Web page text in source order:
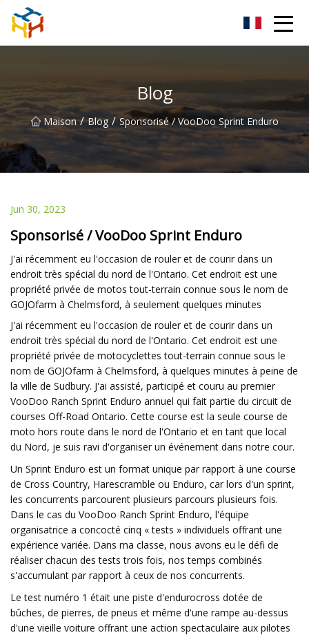
Blog
Maison / Blog / Sponsorisé / VooDoo Sprint Enduro
Jun 30, 2023
Sponsorisé / VooDoo Sprint Enduro
J'ai récemment eu l'occasion de rouler et de courir dans un
endroit très spécial du nord de l'Ontario. Cet endroit est une
propriété privée de motos tout-terrain connue sous le nom de
GOJOfarm à Chelmsford, à seulement quelques minutes
J'ai récemment eu l'occasion de rouler et de courir dans un
endroit très spécial du nord de l'Ontario. Cet endroit est une
propriété privée de motocyclettes tout-terrain connue sous le
nom de GOJOfarm à Chelmsford, à quelques minutes à peine de
la ville de Sudbury. J'ai assisté, participé et couru au premier
VooDoo Ranch Sprint Enduro annuel qui fait partie du circuit de
courses Off-Road Ontario. Cette course est la seule course de
moto hors route dans le nord de l'Ontario et en tant que local
du Nord, je suis ravi d'organiser un événement dans notre cour.
Un Sprint Enduro est un format unique par rapport à une course
de Cross Country, Harescramble ou Enduro, car lors d'un sprint,
les concurrents parcourent plusieurs parcours plusieurs fois.
Dans le cas du VooDoo Ranch Sprint Enduro, l'équipe
organisatrice a concocté cinq « tests » individuels offrant une
expérience variée. Dans ma classe, nous avons eu le défi de
réaliser chacun des tests trois fois, nos temps combinés
s'accumulant par rapport à ceux de nos concurrents.
Le test numéro 1 était une piste d'endurocross dotée de
bûches, de pierres, de pneus et même d'une rampe au-dessus
d'une vieille voiture offrant une action spectaculaire aux pilotes